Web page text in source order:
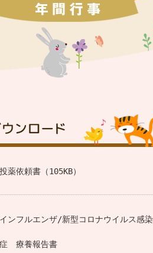
投薬依頼書（105KB）
インフルエンザ/新型コロナウイルス感染
症 療養報告書